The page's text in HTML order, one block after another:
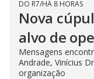
DO R7/HÁ 8 HORAS
Nova
alvo de
Mensagens
Andrade, Vinícius
organização